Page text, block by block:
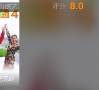
综艺
完结
评分 8.0